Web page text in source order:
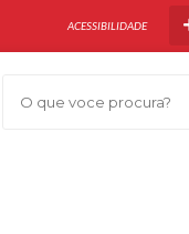
O que voce procura?
ACESSIBILIDADE